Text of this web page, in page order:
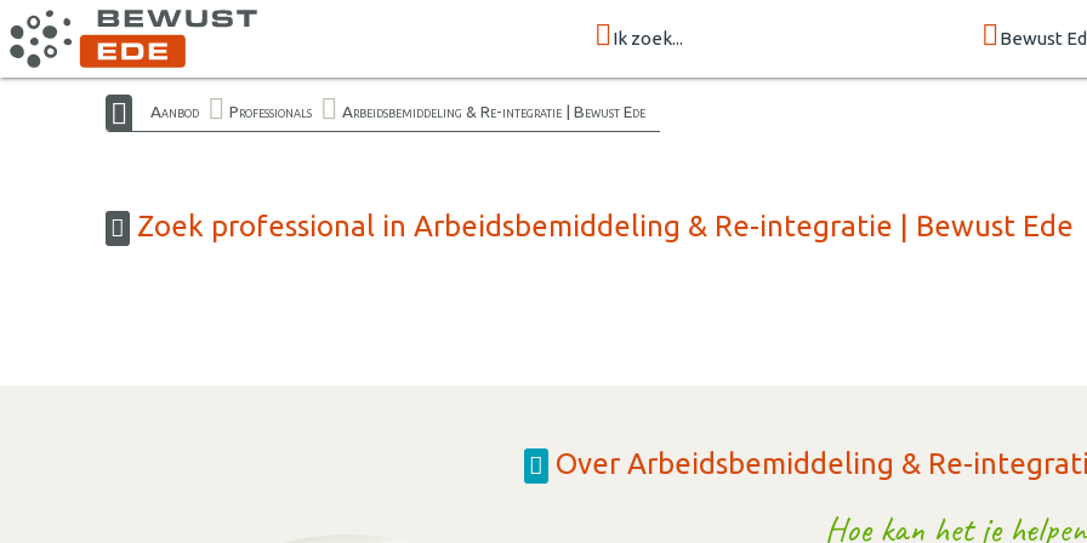
Ik zoek... Bewust
Aanbod Professionals Arbeidsbemiddeling & Re-integratie | Bewust Ede
Zoek professional in Arbeidsbemiddeling & Re-integratie | Bewust Ede
Over Arbeidsbemiddeling & Re-
Hoe kan het je